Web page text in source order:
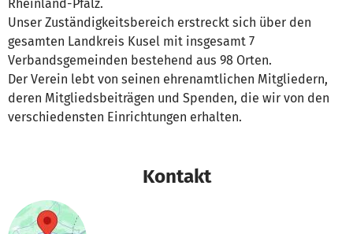
Rheinland-Pfalz.
Unser Zuständigkeitsbereich erstreckt sich über den
gesamten Landkreis Kusel mit insgesamt 7
Verbandsgemeinden bestehend aus 98 Orten.
Der Verein lebt von seinen ehrenamtlichen Mitgliedern,
deren Mitgliedsbeiträgen und Spenden, die wir von den
verschiedensten Einrichtungen erhalten.
Kontakt